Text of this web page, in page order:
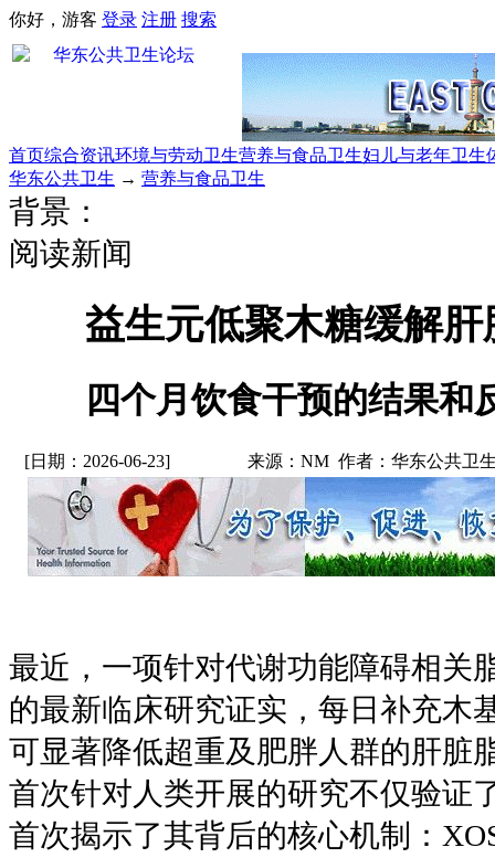
你好，游客 登录 注册 搜索
首页综合资讯环境与劳动卫生营养与食品卫生妇儿与老年卫生
华东公共卫生 → 营养与食品卫生
背景：
阅读新闻
益生元低聚木糖缓解
四个月饮食干预的结果和
[日期：2026-06-23] 来源：NM 作者：华东公共卫
最近，一项针对代谢功能障碍相关
的最新临床研究证实，每日补充木
可显著降低超重及肥胖人群的肝脏
首次针对人类开展的研究不仅验证
首次揭示了其背后的核心机制：